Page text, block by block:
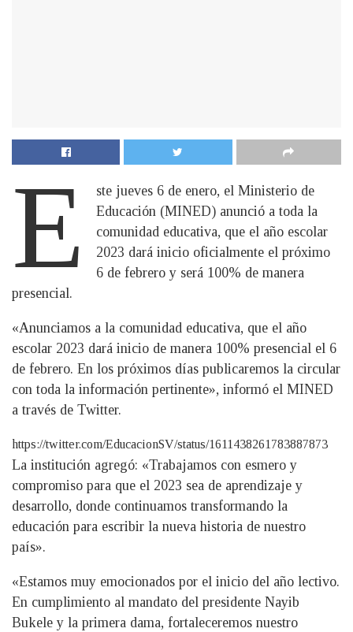
E
ste jueves 6 de enero, el Ministerio de
Educación (MINED) anunció a toda la
comunidad educativa, que el año escolar
2023 dará inicio oficialmente el próximo
6 de febrero y será 100% de manera
presencial.
«Anunciamos a la comunidad educativa, que el año
escolar 2023 dará inicio de manera 100% presencial el 6
de febrero. En los próximos días publicaremos la circular
con toda la información pertinente», informó el MINED
a través de Twitter.
https://twitter.com/EducacionSV/status/1611438261783887873
La institución agregó: «Trabajamos con esmero y
compromiso para que el 2023 sea de aprendizaje y
desarrollo, donde continuamos transformando la
educación para escribir la nueva historia de nuestro
país».
«Estamos muy emocionados por el inicio del año lectivo.
En cumplimiento al mandato del presidente Nayib
Bukele y la primera dama, fortaleceremos nuestro